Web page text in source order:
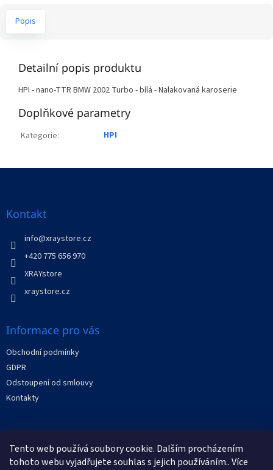
Tento web používá soubory cookie. Dalším procházením
tohoto webu vyjadřujete souhlas s jejich používáním.. Více
Popis
Detailní popis produktu
HPI - nano-TTR BMW 2002 Turbo - bílá - Nalakovaná karoserie
Doplňkové parametry
Kategorie: HPI
Kontakt
info@xraystore.cz
+420 775 656 970
XRAYstore
xraystore.cz
Informace pro vás
Obchodní podmínky
GDPR
Odstoupení od smlouvy
Kontakty
Facebook